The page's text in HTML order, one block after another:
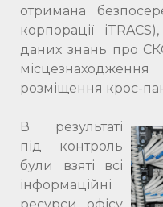
отримана
корпорації
даних знань про
розміщення крос-
В результаті
під контроль
були взяті всі
інформаційні